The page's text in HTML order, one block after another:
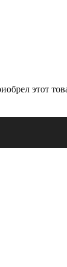
этот